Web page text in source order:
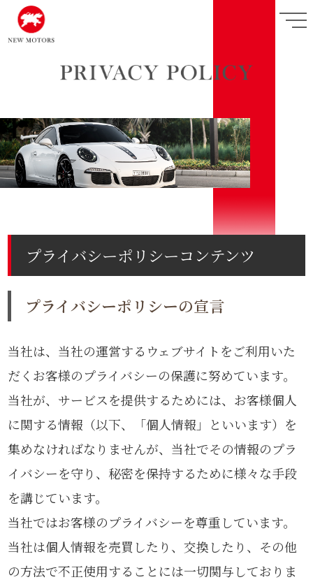
プライバシーポリシーコンテンツ
プライバシーポリシーの宣言
当社は、当社の運営するウェブサイトをご利用いた
だくお客様のプライバシーの保護に努めています。
当社が、サービスを提供するためには、お客様個人
に関する情報（以下、「個人情報」といいます）を
集めなければなりませんが、当社でその情報のプラ
イバシーを守り、秘密を保持するために様々な手段
を講じています。
当社ではお客様のプライバシーを尊重しています。
当社は個人情報を売買したり、交換したり、その他
の方法で不正使用することには一切関与しておりま